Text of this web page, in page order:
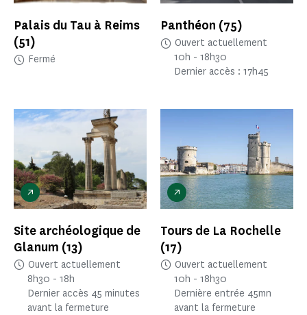
Palais du Tau à Reims
(51)
Fermé
Panthéon (75)
Ouvert actuellement
10h - 18h30
Dernier accès : 17h45
Site archéologique de
Glanum (13)
Ouvert actuellement
8h30 - 18h
Dernier accès 45 minutes
avant la fermeture
Tours de La Rochelle
(17)
Ouvert actuellement
10h - 18h30
Dernière entrée 45mn
avant la fermeture